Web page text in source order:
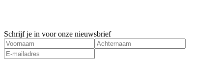
Schrijf je in voor onze nieuwsbrief